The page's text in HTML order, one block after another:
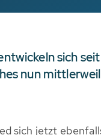
sich
nun
sich jetzt